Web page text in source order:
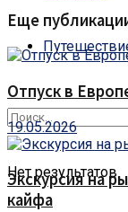
Нет результатов
Еще
Отпуск в
19.05.2026
Экскурсия на
кайфа